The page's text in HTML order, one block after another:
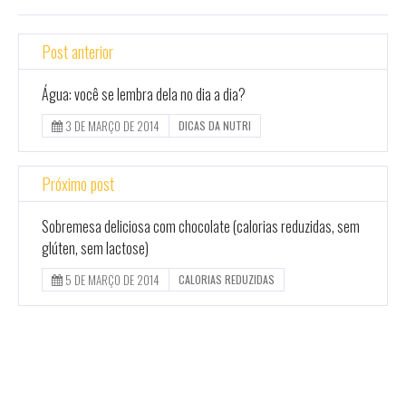
Post anterior
Água: você se lembra dela no dia a dia?
3 DE MARÇO DE 2014 DICAS DA NUTRI
Próximo post
Sobremesa deliciosa com chocolate (calorias reduzidas, sem
glúten, sem lactose)
5 DE MARÇO DE 2014 CALORIAS REDUZIDAS